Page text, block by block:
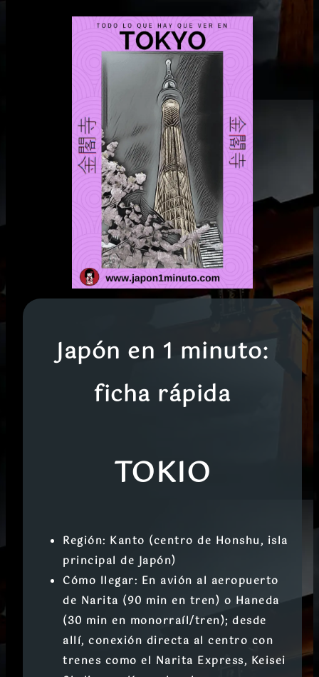
Japón en 1 minuto:
ficha rápida
TOKIO
Región: Kanto (centro de Honshu, isla
principal de Japón)
Cómo llegar: En avión al aeropuerto
de Narita (90 min en tren) o Haneda
(30 min en monorraíl/tren); desde
allí, conexión directa al centro con
trenes como el Narita Express, Keisei